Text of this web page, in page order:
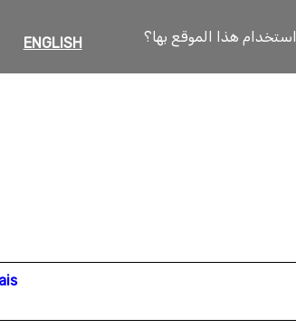
هذا الموقع بها؟ ENGLISH